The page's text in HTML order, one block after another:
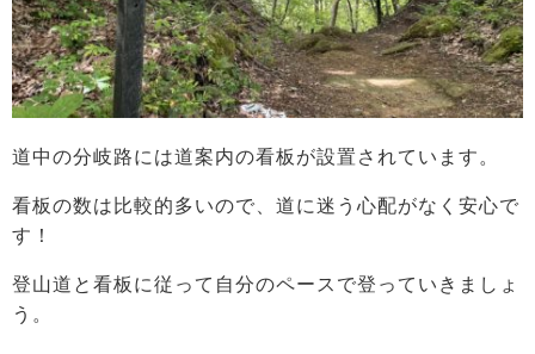
道中の分岐路には道案内の看板が設置されています。
看板の数は比較的多いので、道に迷う心配がなく安心で
す！
登山道と看板に従って自分のペースで登っていきましょ
う。